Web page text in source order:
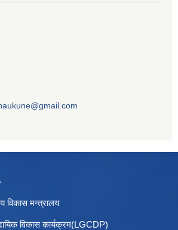
विकास मन्त्रालय
विकास कार्यक्रम(LGCDP)